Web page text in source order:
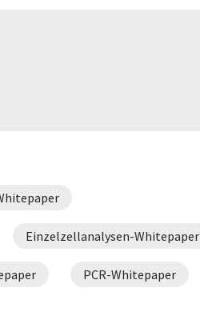
Einzelzellanalysen-Whitepaper
PCR-Whitepaper